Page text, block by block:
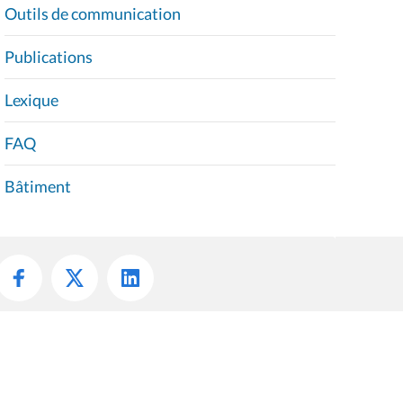
Outils de communication
Publications
Lexique
FAQ
Bâtiment